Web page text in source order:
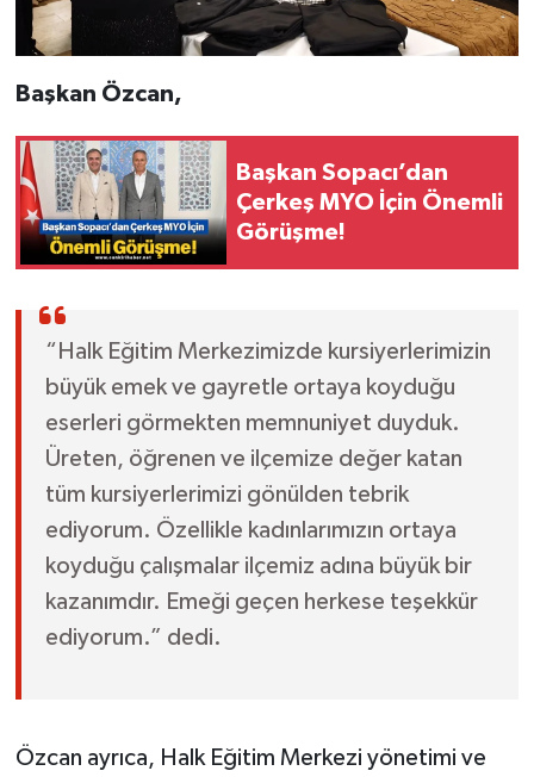
Başkan Özcan,
Başkan Sopacı’dan
Çerkeş MYO İçin Önemli
Görüşme!
“Halk Eğitim Merkezimizde kursiyerlerimizin
büyük emek ve gayretle ortaya koyduğu
eserleri görmekten memnuniyet duyduk.
Üreten, öğrenen ve ilçemize değer katan
tüm kursiyerlerimizi gönülden tebrik
ediyorum. Özellikle kadınlarımızın ortaya
koyduğu çalışmalar ilçemiz adına büyük bir
kazanımdır. Emeği geçen herkese teşekkür
ediyorum.” dedi.
Özcan ayrıca, Halk Eğitim Merkezi yönetimi ve